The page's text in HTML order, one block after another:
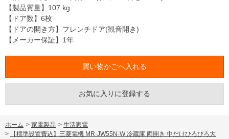
【製品質量】107 kg
【ドア数】6枚
【ドアの開き方】フレンチドア(観音開き)
【メーカー保証】1年
お気に入りに登録する
ホーム > 家電製品 > 生活家電
>
【標準設置費込】三菱電機 MR-JW55N-W 冷蔵庫 両開き 中だけひろびろ大